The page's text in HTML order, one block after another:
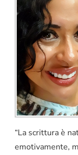
“La scrittura è
emotivamente,